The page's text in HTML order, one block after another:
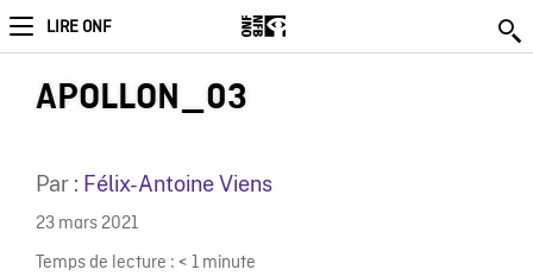
LIRE ONF
APOLLON_03
Par : Félix-Antoine Viens
23 mars 2021
Temps de lecture : < 1 minute